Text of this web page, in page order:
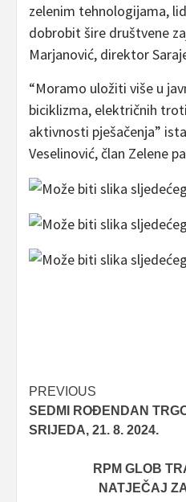
zelenim tehnologijama,
dobrobit šire društvene
Marjanović, direktor
“Moramo uložiti više u
biciklizma, električnih
aktivnosti pješačenja”
Veselinović, član Zelene
Post
navigation
PREVIOUS
SEDMI ROĐENDAN
SRIJEDA, 21. 8. 2024.
RPM GLOB
NATJEČAJ